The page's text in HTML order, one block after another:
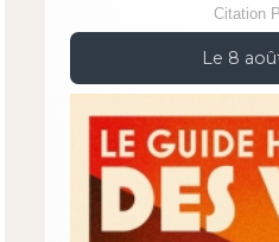
Citation
Le 8